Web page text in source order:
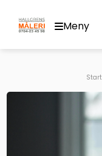
Meny
Måleri i